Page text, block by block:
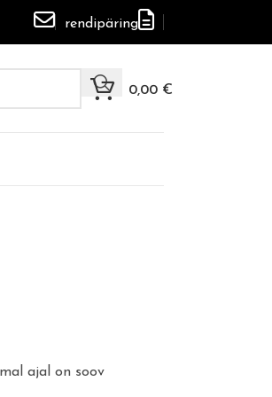
rendipäring
0,00 €
ajal on soov